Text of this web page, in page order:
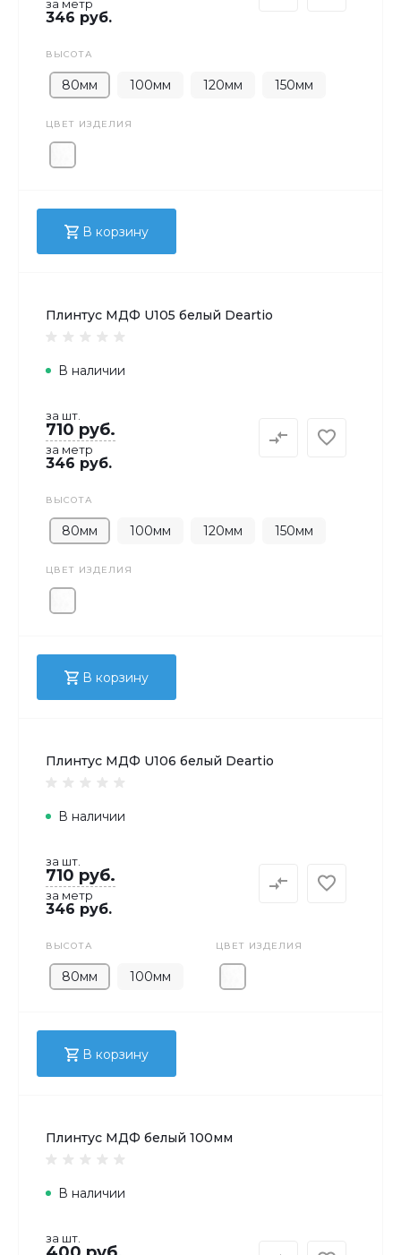
за метр
346 руб.
ВЫСОТА
80мм 100мм 120мм 150мм
ЦВЕТ ИЗДЕЛИЯ
В корзину
Плинтус МДФ U105 белый Deartio
В наличии
за шт.
710 руб.
за метр
346 руб.
ВЫСОТА
80мм 100мм 120мм 150мм
ЦВЕТ ИЗДЕЛИЯ
В корзину
Плинтус МДФ U106 белый Deartio
В наличии
за шт.
710 руб.
за метр
346 руб.
ВЫСОТА
80мм 100мм
ЦВЕТ ИЗДЕЛИЯ
В корзину
Плинтус МДФ белый 100мм
В наличии
за шт.